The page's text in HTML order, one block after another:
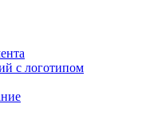
с логотипом